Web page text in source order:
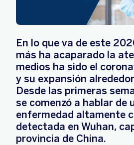
En lo que va de este
más ha acaparado la
medios ha sido el
y su expansión
Desde las primeras
se comenzó a hablar de
enfermedad altamente
detectada en Wuhan,
provincia de China.